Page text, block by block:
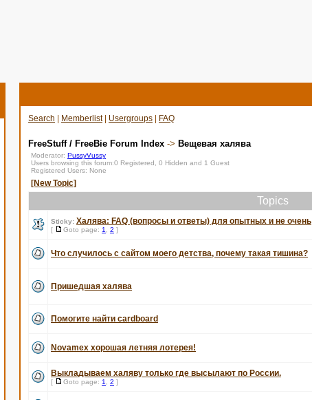
Search Memberlist| Usergroups FAQ
FreeStuff / FreeBie Forum Index -> Вещевая халява
Moderator: PussyVussy
Users browsing this forum:0 Registered, 0 Hidden and 1 Guest
Registered Users: None
[New Topic]
Topics
Sticky: Халява: FAQ (вопросы и ответы) для опытных и не очень
[ Goto page: 1 2 ]
Что случилось с сайтом моего детства, почему такая тишина?
Пришедшая халява
Помогите найти cardboard
Novamex хорошая летняя лотерея!
Выкладываем халяву только где высылают по России.
[ Goto page: 1 2 ]